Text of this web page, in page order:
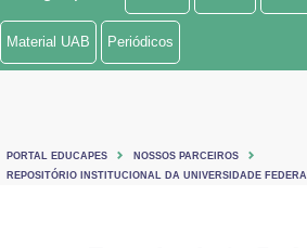
Ministério de Minas e Energia
Ministério do Turismo
Material UAB Periódicos
PORTAL EDUCAPES
NOSSOS PARCEIROS
REPOSITÓRIO INSTITUCIONAL DA UNIVERSIDADE